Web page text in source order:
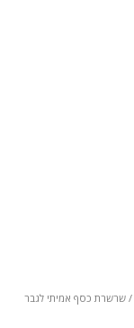
/ שרשרת כסף אמיתי לגבר